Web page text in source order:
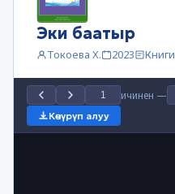
Эки баатыр
Токоева Х. 2023 Книги
ичинен —
Көчүрүп алуу